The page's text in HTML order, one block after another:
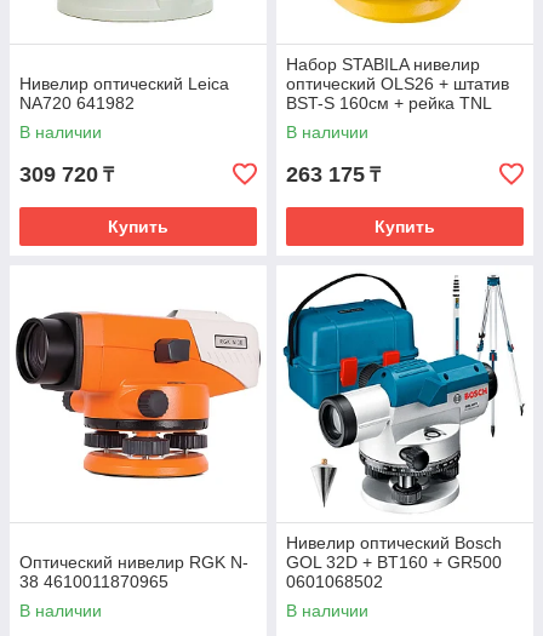
Нивелир оптический Leica
NA720 641982
В наличии
309 720 ₸
Купить
Набор STABILA нивелир
оптический OLS26 + штатив
BST-S 160см + рейка TNL
500см 18460
В наличии
263 175 ₸
Купить
Оптический нивелир RGK N-
38 4610011870965
В наличии
Нивелир оптический Bosch
GOL 32D + BT160 + GR500
0601068502
В наличии